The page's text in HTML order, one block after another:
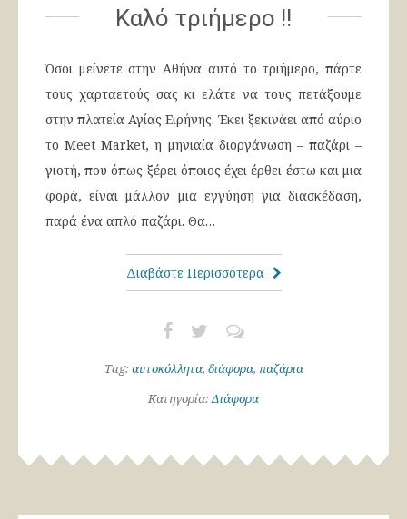
Καλό τριήμερο !!
Όσοι μείνετε στην Αθήνα αυτό το τριήμερο, πάρτε
τους χαρταετούς σας κι ελάτε να τους πετάξουμε
στην πλατεία Αγίας Ειρήνης. Έκει ξεκινάει από αύριο
το Meet Market, η μηνιαία διοργάνωση – παζάρι –
γιοτή, που όπως ξέρει όποιος έχει έρθει έστω και μια
φορά, είναι μάλλον μια εγγύηση για διασκέδαση,
παρά ένα απλό παζάρι. Θα…
Διαβάστε Περισσότερα
Tag: αυτοκόλλητα, διάφορα, παζάρια
Κατηγορία:Διάφορα